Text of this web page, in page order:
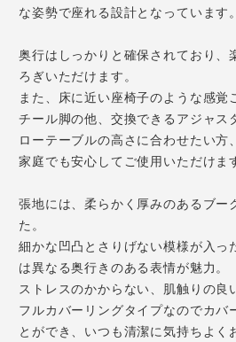
な姿勢で座れる設計となっています。
奥行はしっかりと確保されており、
ろぎいただけます。
また、床に近い座椅子のような感覚
チール脚の他、交換できるアジャス
ローテーブルの高さに合わせたい方
家庭でも安心してご使用いただけま
張地には、柔らかく厚みのあるブー
た。
細かな凹凸とさりげない模様が入っ
は異なる奥行きのある表情が魅力。
ストレスのかからない、肌触りの良
フルカバーリングタイプなのでカバ
とができ、いつも清潔に気持ちよく